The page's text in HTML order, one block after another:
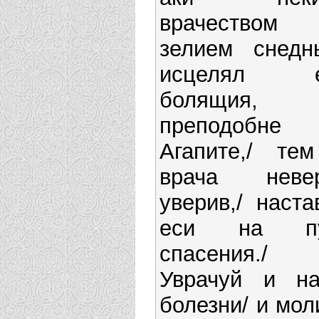
врачеством
зелием
исцелял
болящия,
преподобне
Агапите,/
врача
уверив,/
еси на
спасения./
Уврачуй и
болезни/ и